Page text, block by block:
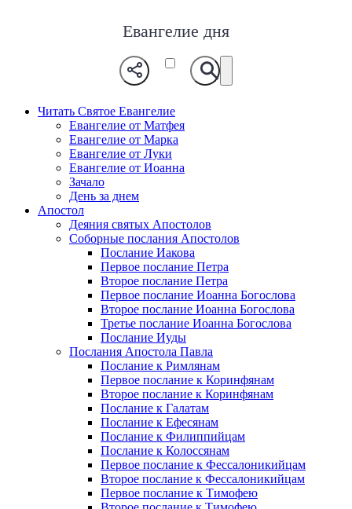
Евангелие дня
Читать Святое Евангелие
Евангелие от Матфея
Евангелие от Марка
Евангелие от Луки
Евангелие от Иоанна
Зачало
День за днем
Апостол
Деяния святых Апостолов
Соборные послания Апостолов
Послание Иакова
Первое послание Петра
Второе послание Петра
Первое послание Иоанна Богослова
Второе послание Иоанна Богослова
Третье послание Иоанна Богослова
Послание Иуды
Послания Апостола Павла
Послание к Римлянам
Первое послание к Коринфянам
Второе послание к Коринфянам
Послание к Галатам
Послание к Ефесянам
Послание к Филиппийцам
Послание к Колоссянам
Первое послание к Фессалоникийцам
Второе послание к Фессалоникийцам
Первое послание к Тимофею